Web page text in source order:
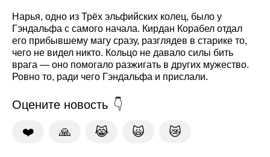
Нарья, одно из Трёх эльфийских колец, было у
Гэндальфа с самого начала. Кирдан Корабел отдал
его прибывшему магу сразу, разглядев в старике то,
чего не видел никто. Кольцо не давало силы бить
врага — оно помогало разжигать в других мужество.
Ровно то, ради чего Гэндальфа и прислали.
Оцените новость
❤️ 🙏 😹 🙀 😿